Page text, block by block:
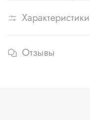
Характеристики
Отзывы